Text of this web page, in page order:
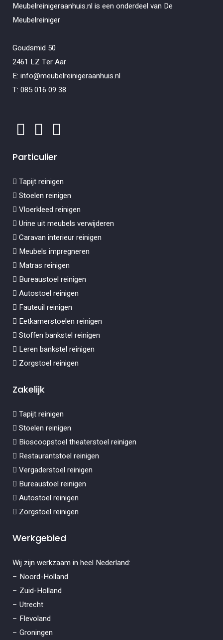
Meubelreinigeraanhuis.nl is een onderdeel van De
Meubelreiniger
Goudsmid 50
2461 LZ Ter Aar
E: info@meubelreinigeraanhuis.nl
T: 085 016 09 38
Particulier
Tapijt reinigen
Stoelen reinigen
Vloerkleed reinigen
Urine uit meubels verwijderen
Caravan interieur reinigen
Meubels impregneren
Matras reinigen
Bureaustoel reinigen
Autostoel reinigen
Fauteuil reinigen
Eetkamerstoelen reinigen
Stoffen bankstel reinigen
Leren bankstel reinigen
Zorgstoel reinigen
Zakelijk
Tapijt reinigen
Stoelen reinigen
Bioscoopstoel theaterstoel reinigen
Restaurantstoel reinigen
Vergaderstoel reinigen
Bureaustoel reinigen
Autostoel reinigen
Zorgstoel reinigen
Werkgebied
Wij zijn werkzaam in heel Nederland:
– Noord-Holland
– Zuid-Holland
– Utrecht
– Flevoland
– Groningen